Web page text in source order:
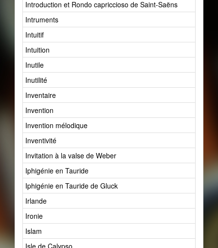
Introduction et Rondo capriccioso de Saint-Saëns
Intruments
Intuitif
Intuition
Inutile
Inutilité
Inventaire
Invention
Invention mélodique
Inventivité
Invitation à la valse de Weber
Iphigénie en Tauride
Iphigénie en Tauride de Gluck
Irlande
Ironie
Islam
Isle de Calypso